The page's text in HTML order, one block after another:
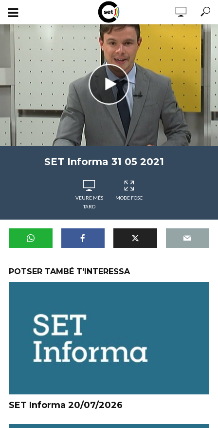
SET Informa 31 05 2021
VEURE MÉS
TARD
MODE FOSC
POTSER TAMBÉ T'INTERESSA
SET Informa 20/07/2026